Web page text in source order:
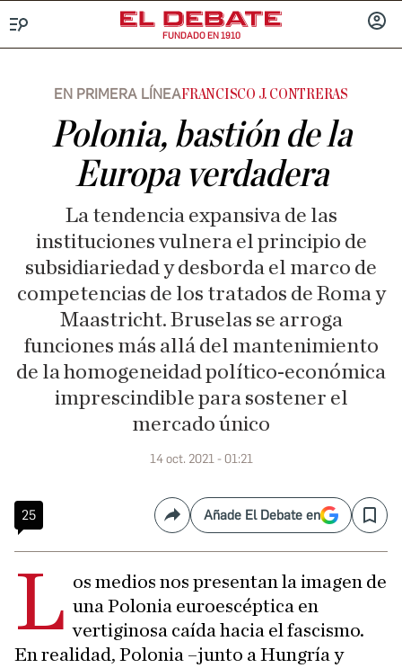
FUNDADO EN 1910
EN PRIMERA LÍNEAFRANCISCO J. CONTRERAS
Polonia, bastión de la
Europa verdadera
La tendencia expansiva de las
instituciones vulnera el principio de
subsidiariedad y desborda el marco de
competencias de los tratados de Roma y
Maastricht. Bruselas se arroga
funciones más allá del mantenimiento
de la homogeneidad político-económica
imprescindible para sostener el
mercado único
14 oct. 2021 - 01:21
25 CompartirAñade El Debate en Save
L os medios nos presentan la imagen de
una Polonia euroescéptica en
vertiginosa caída hacia el fascismo.
En realidad, Polonia –junto a Hungría y